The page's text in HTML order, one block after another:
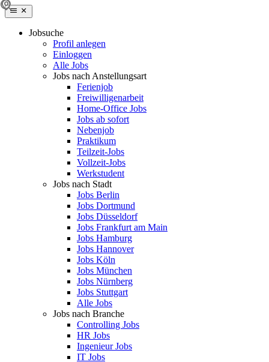
Jobsuche
Profil anlegen
Einloggen
Alle Jobs
Jobs nach Anstellungsart
Ferienjob
Freiwilligenarbeit
Home-Office Jobs
Jobs ab sofort
Nebenjob
Praktikum
Teilzeit-Jobs
Vollzeit-Jobs
Werkstudent
Jobs nach Stadt
Jobs Berlin
Jobs Dortmund
Jobs Düsseldorf
Jobs Frankfurt am Main
Jobs Hamburg
Jobs Hannover
Jobs Köln
Jobs München
Jobs Nürnberg
Jobs Stuttgart
Alle Jobs
Jobs nach Branche
Controlling Jobs
HR Jobs
Ingenieur Jobs
IT Jobs